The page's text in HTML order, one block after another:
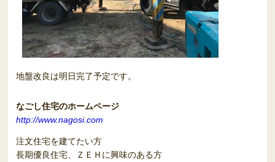
地盤改良は明日完了予定です。
なごし住宅のホームページ
http://www.nagosi.com
注文住宅を建てたい方
長期優良住宅、ＺＥＨに興味のある方